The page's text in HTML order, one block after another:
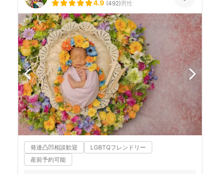
4.9 (492)男性
発達凸凹相談歓迎
LGBTQフレンドリー
産前予約可能